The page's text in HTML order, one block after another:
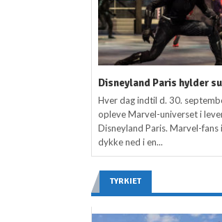
Disneyland Paris hylder
Hver dag indtil d. 30.
opleve Marvel-universet i
Disneyland Paris. Marvel-fans
dykke ned i en...
TYRKIET